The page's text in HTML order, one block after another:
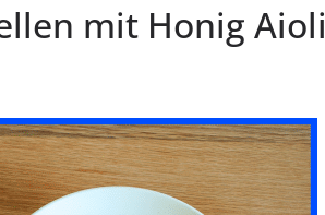
mit Honig Aioli